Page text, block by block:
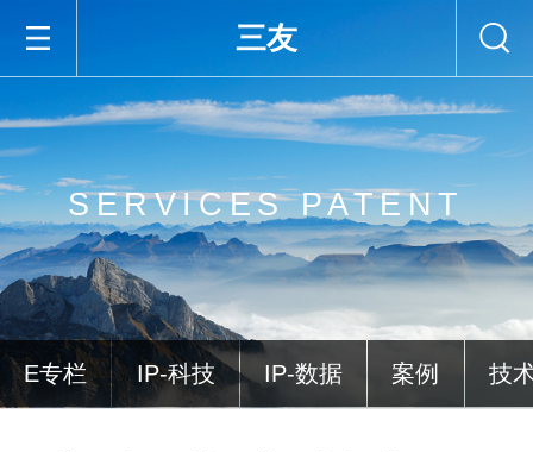
三友
SERVICES PATENT
E专栏 IP-科技 IP-数据 案例 技